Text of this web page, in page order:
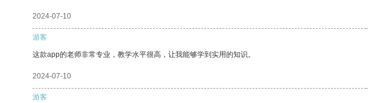
2024-07-10
游客
这款app的老师非常专业，教学水平很高，让我能够学到实用的知识。
2024-07-10
游客